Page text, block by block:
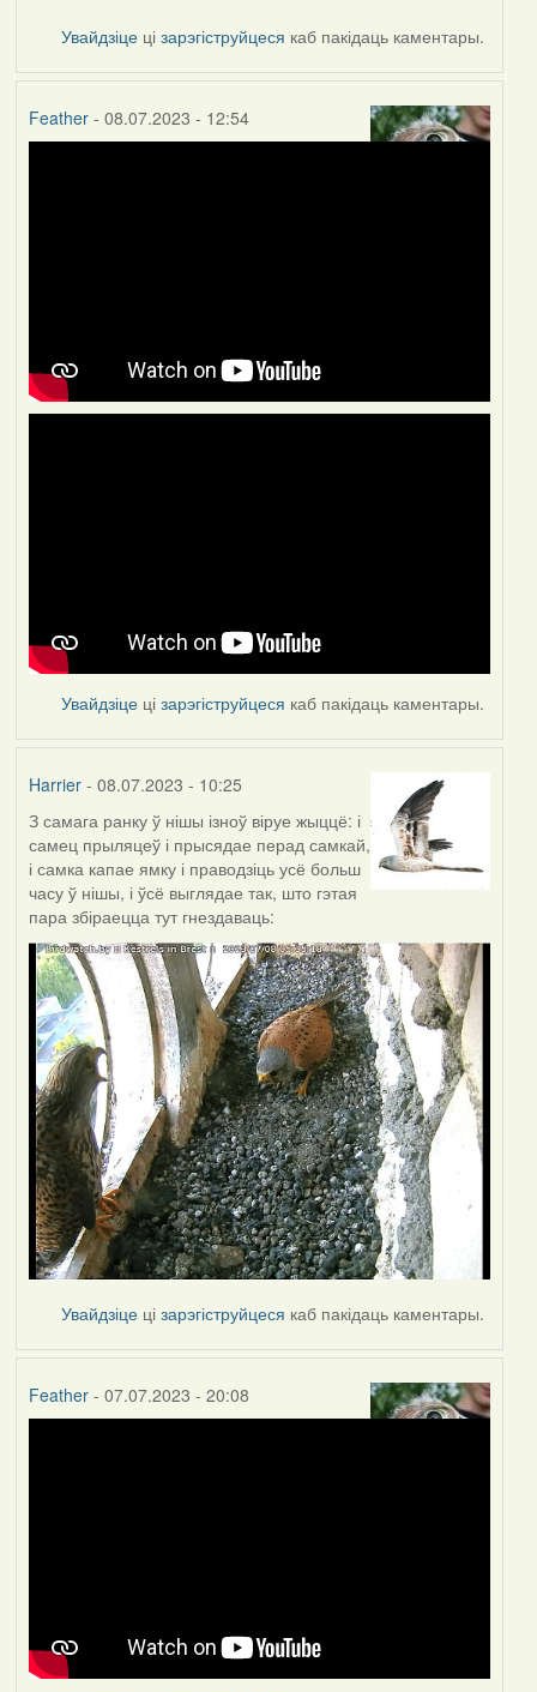
Увайдзіце цізарэгіструйцеся каб пакідаць каментары.
Feather- 08.07.2023 - 12:54
Увайдзіце цізарэгіструйцеся каб пакідаць каментары.
Harrier- 08.07.2023 - 10:25
З самага ранку ў нішы ізноў віруе жыццё: і
самец прыляцеў і прысядае перад самкай,
і самка капае ямку і праводзіць усё больш
часу ў нішы, і ўсё выглядае так, што гэтая
пара збіраецца тут гнездаваць:
Увайдзіце цізарэгіструйцеся каб пакідаць каментары.
Feather- 07.07.2023 - 20:08